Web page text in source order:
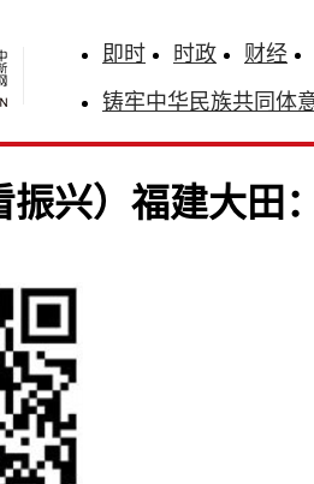
即时 时政 财经
铸牢中华民族共同体
振兴）福建大田